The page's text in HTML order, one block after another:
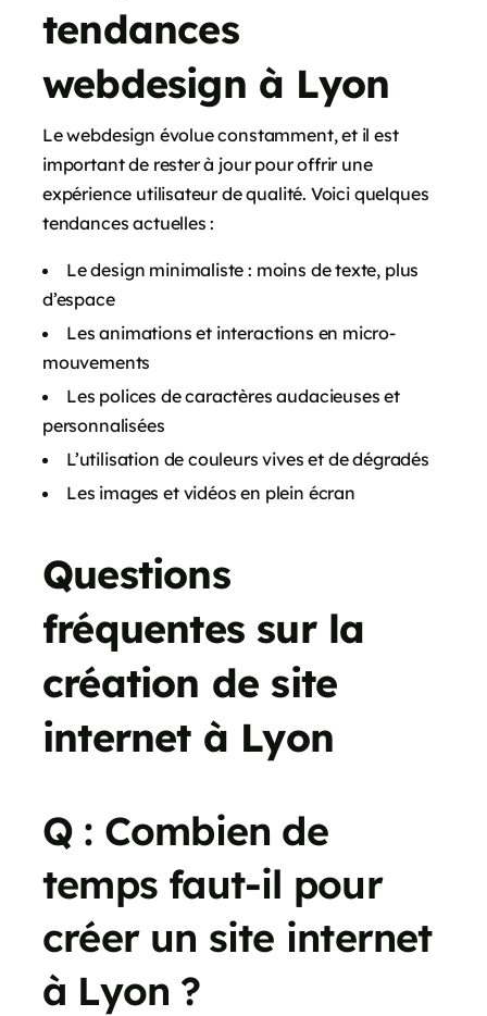
tendances
webdesign à Lyon
Le webdesign évolue constamment, et il est
important de rester à jour pour offrir une
expérience utilisateur de qualité. Voici quelques
tendances actuelles :
Le design minimaliste : moins de texte, plus
d’espace
Les animations et interactions en micro-
mouvements
Les polices de caractères audacieuses et
personnalisées
L’utilisation de couleurs vives et de dégradés
Les images et vidéos en plein écran
Questions
fréquentes sur la
création de site
internet à Lyon
Q : Combien de
temps faut-il pour
créer un site internet
à Lyon ?